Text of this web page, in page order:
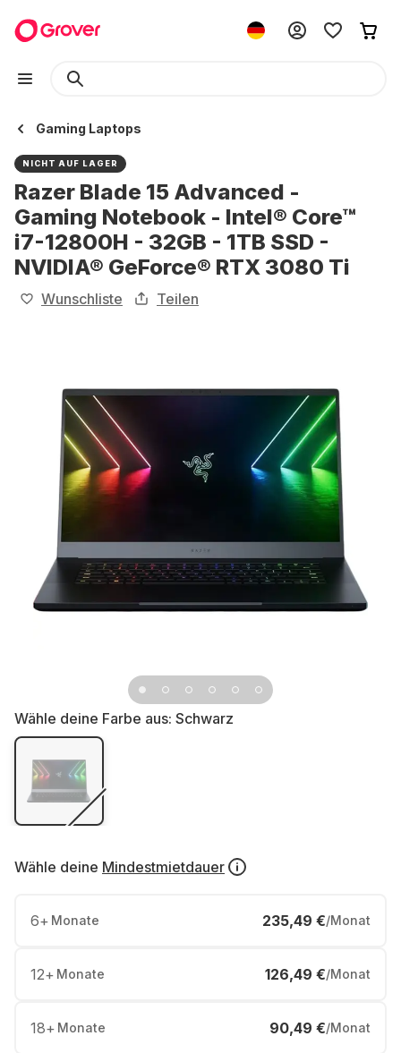
Gaming Laptops
NICHT AUF LAGER
Razer Blade 15 Advanced -
Gaming Notebook - Intel® Core™
i7-12800H - 32GB - 1TB SSD -
NVIDIA® GeForce® RTX 3080 Ti
Wunschliste Teilen
Wähle deine Farbe aus: Schwarz
Wähle deine Mindestmietdauer
6+ Monate 235,49 €/Monat
12+ Monate 126,49 €/Monat
18+ Monate 90,49 €/Monat